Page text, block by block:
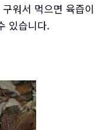
워서 먹으면 육즙이
있습니다.